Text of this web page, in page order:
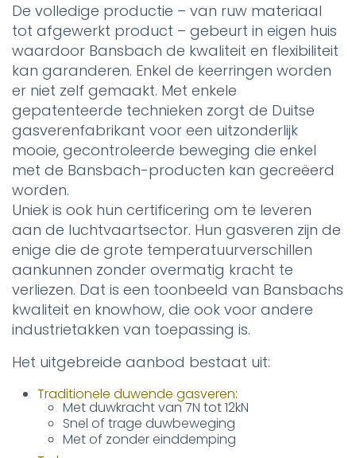
De volledige productie – van ruw materiaal
tot afgewerkt product – gebeurt in eigen huis
waardoor Bansbach de kwaliteit en flexibiliteit
kan garanderen. Enkel de keerringen worden
er niet zelf gemaakt. Met enkele
gepatenteerde technieken zorgt de Duitse
gasverenfabrikant voor een uitzonderlijk
mooie, gecontroleerde beweging die enkel
met de Bansbach-producten kan gecreëerd
worden.
Uniek is ook hun certificering om te leveren
aan de luchtvaartsector. Hun gasveren zijn de
enige die de grote temperatuurverschillen
aankunnen zonder overmatig kracht te
verliezen. Dat is een toonbeeld van Bansbachs
kwaliteit en knowhow, die ook voor andere
industrietakken van toepassing is.
Het uitgebreide aanbod bestaat uit:
Traditionele duwende gasveren:
Met duwkracht van 7N tot 12kN
Snel of trage duwbeweging
Met of zonder einddemping